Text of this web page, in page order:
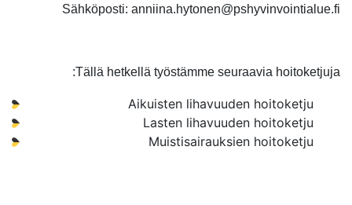
Sähköposti: anniina.hytonen@pshyvinvointialue.fi
Tällä hetkellä työstämme seuraavia hoitoketjuja:
Aikuisten lihavuuden hoitoketju
Lasten lihavuuden hoitoketju
Muistisairauksien hoitoketju